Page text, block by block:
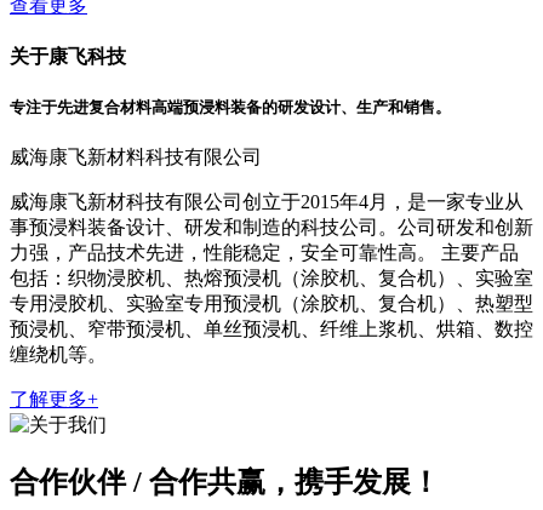
查看更多
关于康飞科技
专注于先进复合材料高端预浸料装备的研发设计、生产和销售。
威海康飞新材料科技有限公司
威海康飞新材科技有限公司创立于2015年4月，是一家专业从
事预浸料装备设计、研发和制造的科技公司。公司研发和创新
力强，产品技术先进，性能稳定，安全可靠性高。 主要产品
包括：织物浸胶机、热熔预浸机（涂胶机、复合机）、实验室
专用浸胶机、实验室专用预浸机（涂胶机、复合机）、热塑型
预浸机、窄带预浸机、单丝预浸机、纤维上浆机、烘箱、数控
缠绕机等。
了解更多+
合作伙伴 / 合作共赢，携手发展！